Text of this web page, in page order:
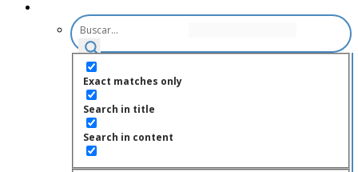
Exact matches only
Search in title
Search in content